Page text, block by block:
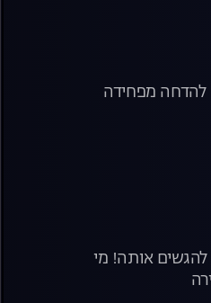
שבו 7 דיירים אחרונים מגיעים להדחה מפחידה
להגשים אותה! מי